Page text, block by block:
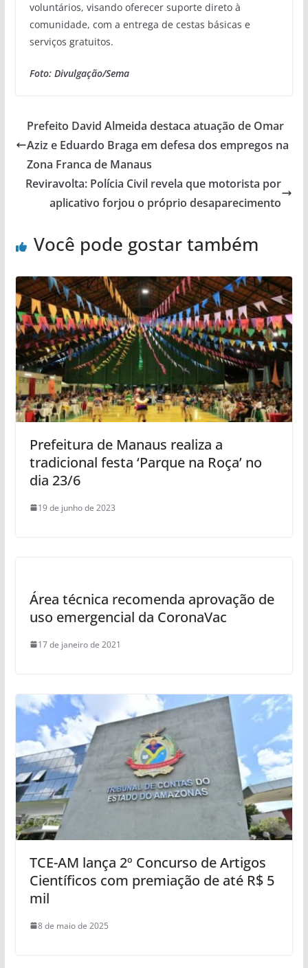
voluntários, visando oferecer suporte direto à
comunidade, com a entrega de cestas básicas e
serviços gratuitos.
Foto: Divulgação/Sema
Prefeito David Almeida destaca atuação de Omar
Aziz e Eduardo Braga em defesa dos empregos na
Zona Franca de Manaus
Reviravolta: Polícia Civil revela que motorista por
aplicativo forjou o próprio desaparecimento
Você pode gostar também
Prefeitura de Manaus realiza a
tradicional festa ‘Parque na Roça’ no
dia 23/6
19 de junho de 2023
Área técnica recomenda aprovação de
uso emergencial da CoronaVac
17 de janeiro de 2021
TCE-AM lança 2º Concurso de Artigos
Científicos com premiação de até R$ 5
mil
8 de maio de 2025